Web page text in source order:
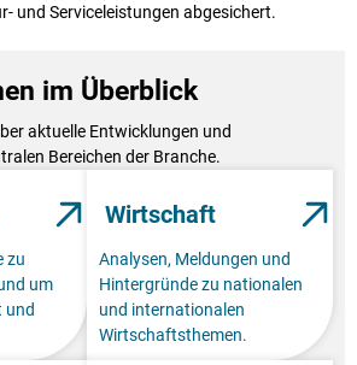
und Serviceleistungen abgesichert.
im Überblick
aktuelle Entwicklungen und
Bereichen der Branche.
zu
um
und
Wirtschaft
Analysen, Meldungen und
Hintergründe zu nationalen
und internationalen
Wirtschaftsthemen.